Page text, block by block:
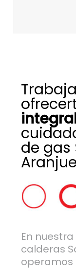
de gas
En
calderas
operamos